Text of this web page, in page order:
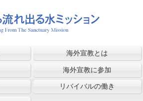
海外宣教とは
海外宣教に参加
リバイバルの働き